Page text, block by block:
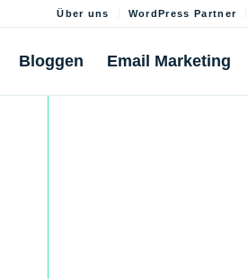
Über uns WordPress Partner
Bloggen Email Marketing